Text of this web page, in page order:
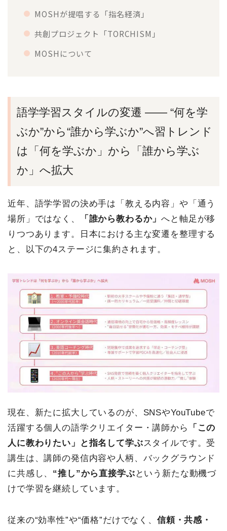
MOSHが提唱する「指名経済」
共創プロジェクト「TORCHISM」
MOSHについて
語学学習スタイルの変遷 ―― “何を学
ぶか”から“誰から学ぶか”へ習トレンド
は「何を学ぶか」から「誰から学ぶ
か」へ拡大
近年、語学学習の決め手は「教える内容」や「通う
場所」ではなく、
「誰から教わるか」へと軸足が移
りつつあります。日本における主な変遷を整理する
と、以下の4ステージに集約されます。
現在、新たに拡大しているのが、SNSやYouTubeで
活躍する個人の語学クリエイター・講師から
「この
人に教わりたい」と指名して学ぶスタイルです。受
講生は、講師の発信内容や人柄、バックグラウンド
に共感し、 “推し”から直接学ぶ という新たな動機づ
けで学習を継続しています。
従来の“効率性”や“価格”だけでなく、 信頼・共感・